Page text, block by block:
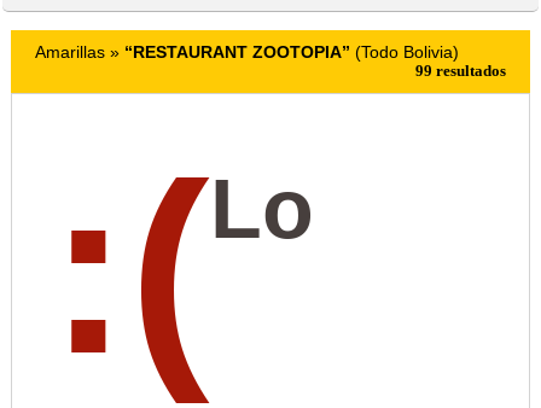
Amarillas » “RESTAURANT ZOOTOPIA” (Todo Bolivia)
99 resultados
:(Lo